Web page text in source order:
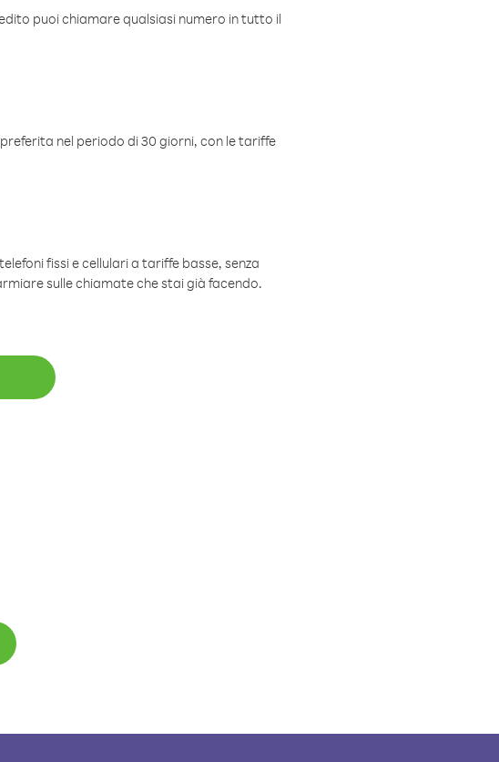
puoi chiamare qualsiasi numero in tutto il
nel periodo di 30 giorni, con le tariffe
fissi e cellulari a tariffe basse, senza
sulle chiamate che stai già facendo.